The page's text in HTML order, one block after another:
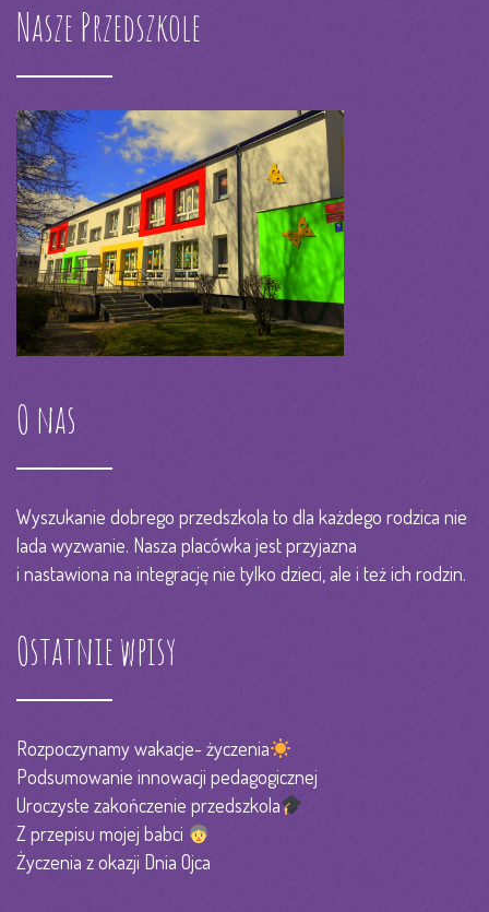
Nasze Przedszkole
O nas
Wyszukanie dobrego przedszkola to dla każdego rodzica nie
lada wyzwanie. Nasza placówka jest przyjazna
i nastawiona na integrację nie tylko dzieci, ale i też ich rodzin.
Ostatnie wpisy
Rozpoczynamy wakacje- życzenia
Podsumowanie innowacji pedagogicznej
Uroczyste zakończenie przedszkola
Z przepisu mojej babci
Życzenia z okazji Dnia Ojca